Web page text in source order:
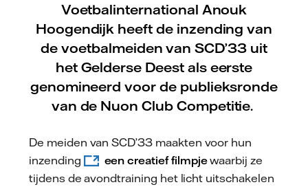
Voetbalinternational Anouk
Hoogendijk heeft de inzending van
de voetbalmeiden van SCD’33 uit
het Gelderse Deest als eerste
genomineerd voor de publieksronde
van de Nuon Club Competitie.
De meiden van SCD’33 maakten voor hun
inzending
een creatief filmpjewaarbij ze
tijdens de avondtraining het licht uitschakelen